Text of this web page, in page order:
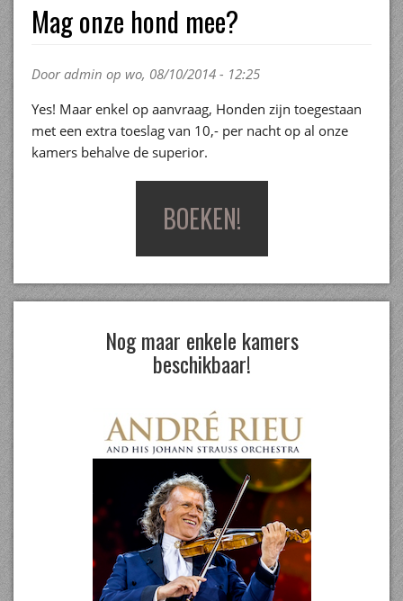
Mag onze hond mee?
Dooradmin op wo, 08/10/2014 - 12:25
Yes! Maar enkel op aanvraag, Honden zijn toegestaan
met een extra toeslag van 10,- per nacht op al onze
kamers behalve de superior.
BOEKEN!
Nog maar enkele kamers
beschikbaar!